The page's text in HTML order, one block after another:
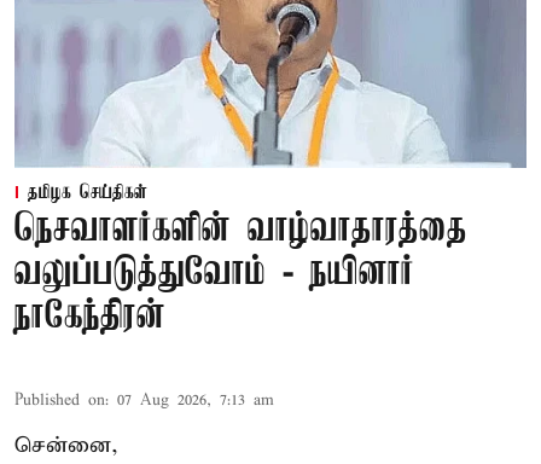
தமிழக செய்திகள்
நெசவாளர்களின் வாழ்வாதாரத்தை
வலுப்படுத்துவோம் - நயினார்
நாகேந்திரன்
Published on: 07 Aug 2026, 7:13 am
சென்னை,